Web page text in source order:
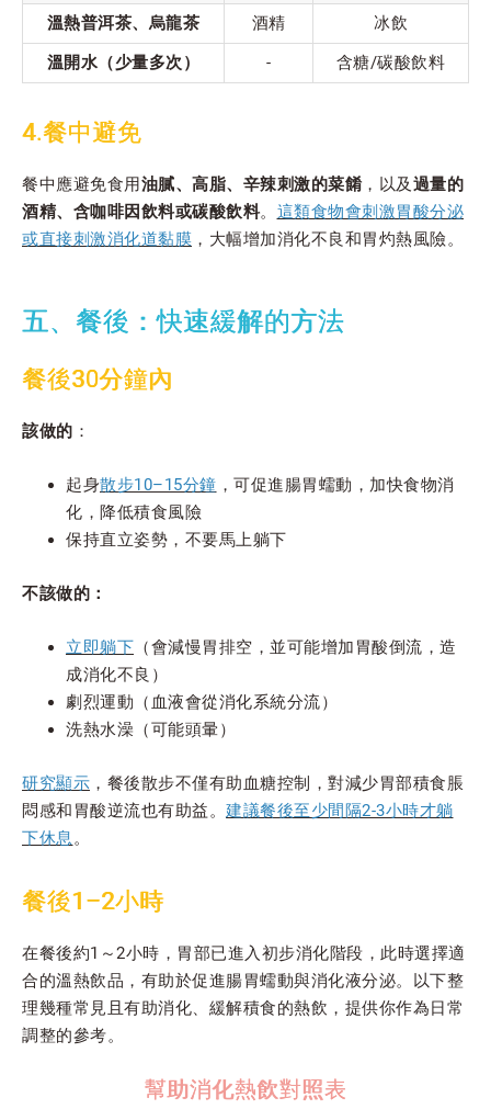
溫熱普洱茶、烏龍茶 酒精
冰飲
溫開水（少量多次）
- 含糖/碳酸飲料
4.餐中避免
餐中應避免食用油膩、高脂、辛辣刺激的菜餚，以及 過量的
酒精、含咖啡因飲料或碳酸飲料。 這類食物會刺激胃酸分泌
或直接刺激消化道黏膜 ，大幅增加消化不良和胃灼熱風險。
五、餐後：快速緩解的方法
餐後30分鐘內
該做的 ：
起身散步10–15分鐘 ，可促進腸胃蠕動，加快食物消
化，降低積食風險
保持直立姿勢，不要馬上躺下
不該做的：
立即躺下 （會減慢胃排空，並可能增加胃酸倒流，造
成消化不良）
劇烈運動（血液會從消化系統分流）
洗熱水澡（可能頭暈）
研究顯示 ，餐後散步不僅有助血糖控制，對減少胃部積食脹
悶感和胃酸逆流也有助益。 建議餐後至少間隔2-3小時才躺
下休息。
餐後1–2小時
在餐後約1～2小時，胃部已進入初步消化階段，此時選擇適
合的溫熱飲品，有助於促進腸胃蠕動與消化液分泌。以下整
理幾種常見且有助消化、緩解積食的熱飲，提供你作為日常
調整的參考。
幫助消化熱飲對照表